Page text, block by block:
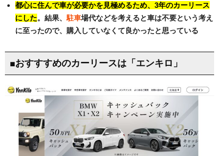
都心に住んで車が必要かを見極めるため、3年のカーリース
にした。結果、 駐車場代などを考えると車は不要という考え
に至ったので、購入していなくて良かったと思っている
■おすすすめのカーリースは「エンキロ」